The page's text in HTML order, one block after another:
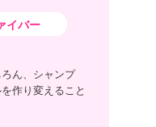
イバー
ん、シャンプ
作り変えること